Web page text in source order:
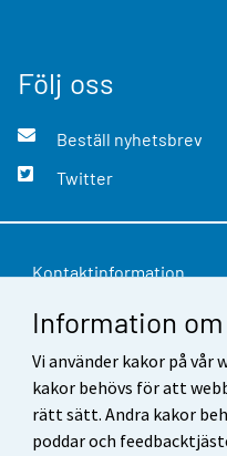
Information
Vi använder kakor på vår
kakor behövs för att
rätt sätt. Andra kakor
poddar och
Följ oss
Beställ nyhetsbrev
Twitter
Kontaktinformation
Respons
Användarvillkor
Dataskydd
Tillgänglighet